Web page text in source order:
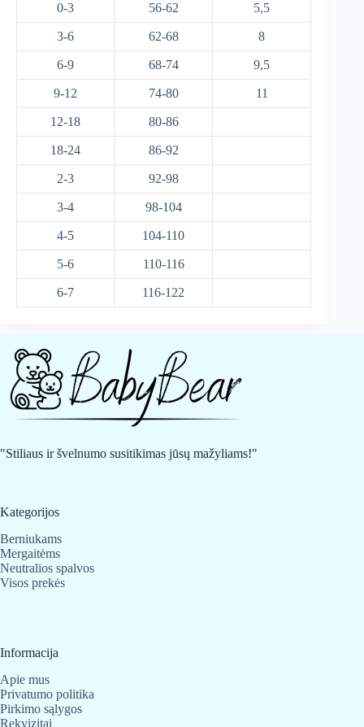
0-3 56-62 5,5
3-6 62-68 8
6-9 68-74 9,5
9-12 74-80 11
12-18 80-86
18-24 86-92
2-3 92-98
3-4 98-104
4-5 104-110
5-6 110-116
6-7 116-122
"Stiliaus ir švelnumo susitikimas jūsų mažyliams!"
Kategorijos
Berniukams
Mergaitėms
Neutralios spalvos
Visos prekės
Informacija
Apie mus
Privatumo politika
Pirkimo sąlygos
Rekvizitai